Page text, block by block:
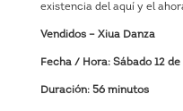
existencia del aquí y el
Vendidos – Xiua Danza
Fecha / Hora: Sábado 12
Duración: 56 minutos